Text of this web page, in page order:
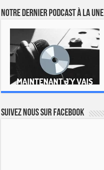
Notre dernier podcast à la une
Suivez nous sur Facebook